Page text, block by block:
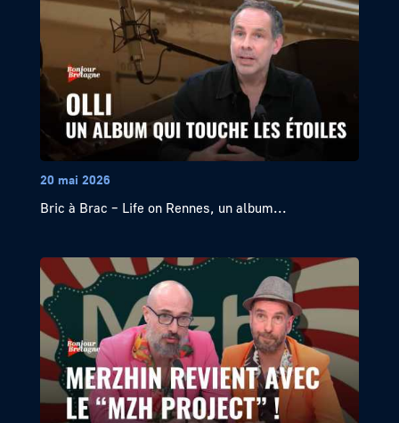
20 mai 2026
Bric à Brac – Life on Rennes, un album...